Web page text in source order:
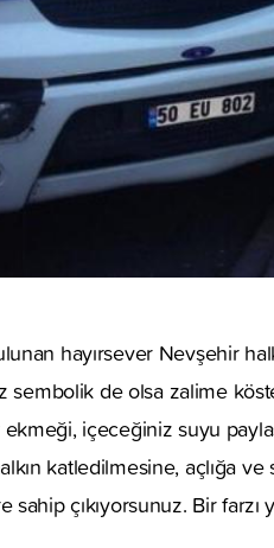
hayırsever Nevşehir
sembolik de olsa zalime
içeceğiniz suyu
katledilmesine, açlığa
çıkıyorsunuz. Bir farzı